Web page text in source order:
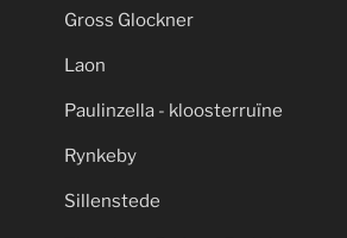
Gross Glockner
Laon
Paulinzella - kloosterruïne
Rynkeby
Sillenstede